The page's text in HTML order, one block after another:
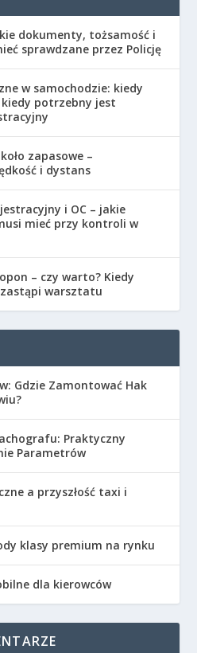
dokumenty, tożsamość i
sprawdzane przez Policję
w samochodzie: kiedy
potrzebny jest
zapasowe –
i dystans
i OC – jakie
mieć przy kontroli w
– czy warto? Kiedy
warsztatu
Gdzie Zamontować Hak
Praktyczny
Parametrów
a przyszłość taxi i
klasy premium na rynku
dla kierowców